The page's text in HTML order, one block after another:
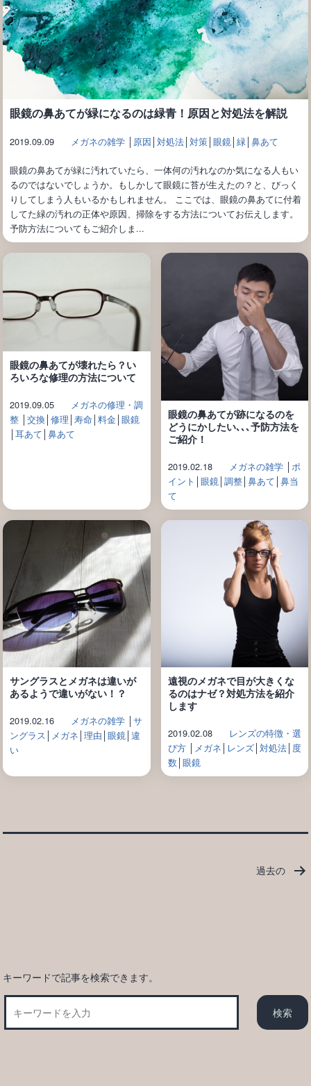
眼鏡の鼻あてが緑になるのは緑青！原因と対処法を解説
2019.09.09 メガネの雑学│ 原因 │ 対処法│ 対策│ 眼鏡 │ 緑 │ 鼻あて
眼鏡の鼻あてが緑に汚れていたら、一体何の汚れなのか気になる人もい
るのではないでしょうか。もしかして眼鏡に苔が生えたの？と、びっく
りしてしまう人もいるかもしれません。 ここでは、眼鏡の鼻あてに付着
してた緑の汚れの正体や原因、掃除をする方法についてお伝えします。
予防方法についてもご紹介しま...
眼鏡の鼻あてが壊れたら？い
ろいろな修理の方法について
2019.09.05
メガネの修理・調
整│ 交換│ 修理 │ 寿命 │ 料金│ 眼鏡
│ 耳あて │ 鼻あて
眼鏡の鼻あてが跡になるのを
どうにかしたい､､､予防方法を
ご紹介！
2019.02.18 メガネの雑学│ ポ
イント │ 眼鏡 │ 調整│ 鼻あて │ 鼻当
て
サングラスとメガネは違いが
あるようで違いがない！？
2019.02.16 メガネの雑学│ サ
ングラス メガネ 理由 眼鏡│ 違
い
遠視のメガネで目が大きくな
るのはナゼ？対処方法を紹介
します
2019.02.08
レンズの特徴・選
び方│ メガネ レンズ│ 対処法│ 度
数│ 眼鏡
り
過去の
キーワードで記事を検索できます。